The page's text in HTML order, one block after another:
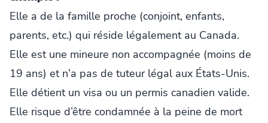
Elle a de la famille proche (conjoint, enfants,
parents, etc.) qui réside légalement au Canada.
Elle est une mineure non accompagnée (moins de
19 ans) et n’a pas de tuteur légal aux États-Unis.
Elle détient un visa ou un permis canadien valide.
Elle risque d’être condamnée à la peine de mort